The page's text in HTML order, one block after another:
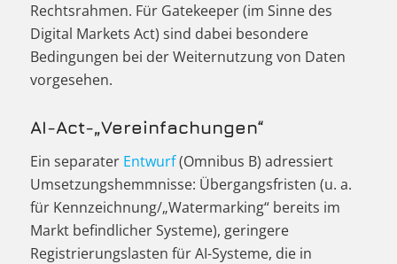
Rechtsrahmen. Für Gatekeeper (im Sinne des
Digital Markets Act) sind dabei besondere
Bedingungen bei der Weiternutzung von Daten
vorgesehen.
AI-Act-„Vereinfachungen“
Ein separater Entwurf(Omnibus B) adressiert
Umsetzungshemmnisse: Übergangsfristen (u. a.
für Kennzeichnung/„Watermarking“ bereits im
Markt befindlicher Systeme), geringere
Registrierungslasten für AI-Systeme, die in